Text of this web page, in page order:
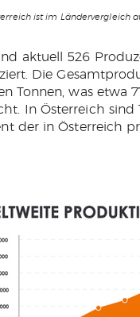
ist im Ländervergleich
aktuell 526
Die
Tonnen, was etwa
In Österreich sind
der in Österreich